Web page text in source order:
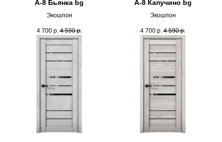
А-8 Бьянка bg
Экошпон
4 700 р. 4 590 р.
А-8 Капучино bg
Экошпон
4 700 р. 4 590 р.